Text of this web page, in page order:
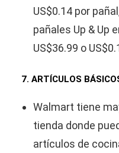
US$0.14 por
pañales Up & Up
US$36.99 o
7. ARTÍCULOS
Walmart tiene
tienda donde
artículos de